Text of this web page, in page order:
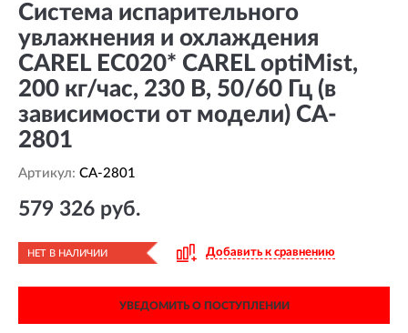
Система испарительного
увлажнения и охлаждения
CAREL EC020* CAREL optiMist,
200 кг/час, 230 В, 50/60 Гц (в
зависимости от модели) CA-
2801
Артикул: CA-2801
579 326 руб.
НЕТ В НАЛИЧИИ Добавить к сравнению
УВЕДОМИТЬ О ПОСТУПЛЕНИИ